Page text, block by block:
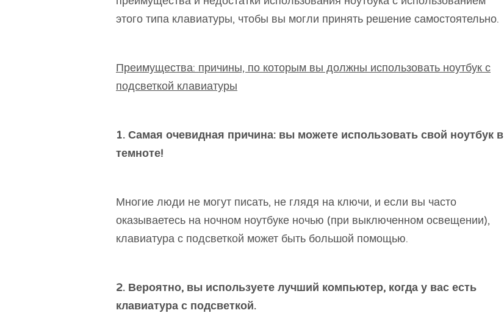
этого типа клавиатуры, чтобы вы могли принять решение самостоятельно.
Преимущества: причины, по которым вы должны использовать ноутбук с
подсветкой клавиатуры
1. Самая очевидная причина: вы можете использовать свой ноутбук в
темноте!
Многие люди не могут писать, не глядя на ключи, и если вы часто
оказываетесь на ночном ноутбуке ночью (при выключенном освещении),
клавиатура с подсветкой может быть большой помощью.
2. Вероятно, вы используете лучший компьютер, когда у вас есть
клавиатура с подсветкой.